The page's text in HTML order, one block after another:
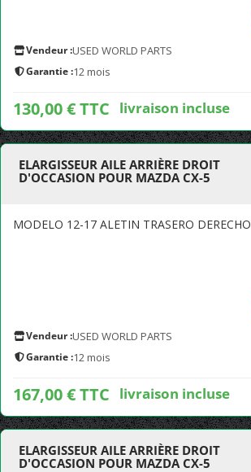
Vendeur :USED WORLD PARTS
Garantie :12 mois
130,00 € TTC livraison incluse
ELARGISSEUR AILE ARRIÈRE DROIT
D'OCCASION POUR MAZDA CX-5
MODELO 12-17 ALETIN TRASERO DERECHO
Vendeur :USED WORLD PARTS
Garantie :12 mois
167,00 € TTC livraison incluse
ELARGISSEUR AILE ARRIÈRE DROIT
D'OCCASION POUR MAZDA CX-5